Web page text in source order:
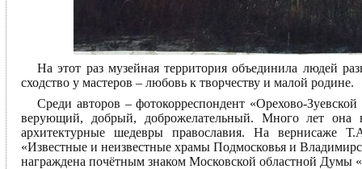
На этот раз музейная территория объединила людей
сходство у мастеров – любовь к творчеству и малой родине.
Среди авторов – фотокорреспондент «Орехово-
верующий, добрый, доброжелательный. Много лет она
архитектурные шедевры православия. На вернисаже
«Известные и неизвестные храмы Подмосковья и
награждена почётным знаком Московской областной Думы